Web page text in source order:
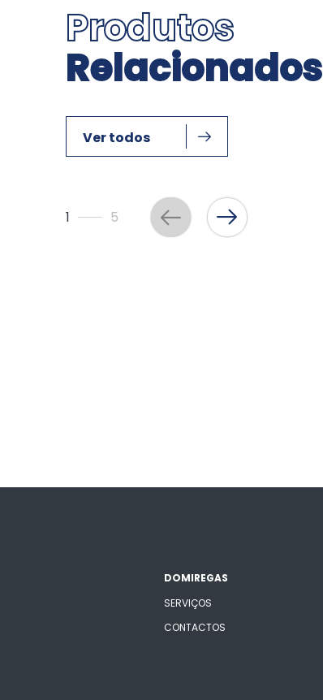
Produtos
Relacionados
Ver todos
1 5
DOMIREGAS
SERVIÇOS
CONTACTOS